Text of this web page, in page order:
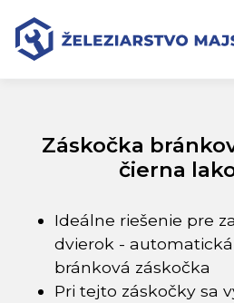
Preskočiť na obsah
Preskočiť na hlavné menu
Úvodná stránka
Záskočka bránková 50x52mm
Záskočka
čierna
Ideálne riešenie pre
dvierok -
bránková záskočka
Pri tejto záskočky sa